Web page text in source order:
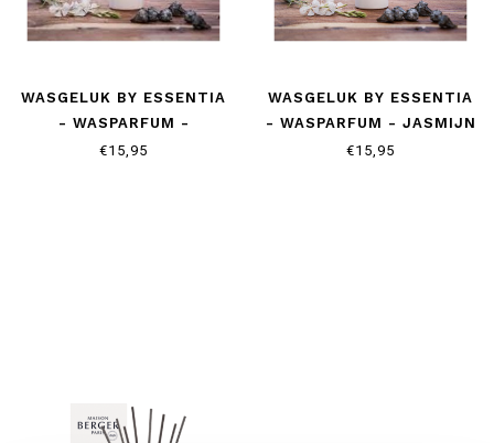
WASGELUK BY ESSENTIA
- WASPARFUM -
LOTUSBLOEM
€15,95
WASGELUK BY ESSENTIA
- WASPARFUM - JASMIJN
€15,95